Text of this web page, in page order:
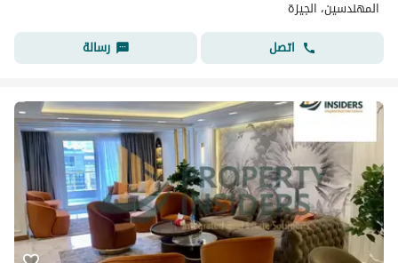
المهندسين، الجيزة
اتصل
رسالة